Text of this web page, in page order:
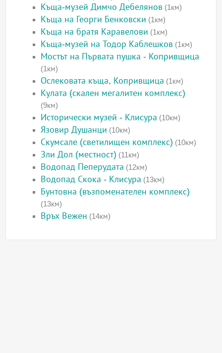
Къща-музей Димчо Дебелянов (1км)
Къща на Георги Бенковски (1км)
Къща на братя Каравелови (1км)
Къща-музей на Тодор Каблешков (1км)
Мостът на Първата пушка - Копривщица
(1км)
Ослековата къща, Копривщица (1км)
Кулата (скален мегалитен комплекс)
(9км)
Исторически музей - Клисура (10км)
Язовир Душанци (10км)
Скумсале (светилищен комплекс) (10км)
Зли Дол (местност) (11км)
Водопад Пеперудата (12км)
Водопад Скока - Клисура (13км)
Бунтовна (възпоменателен комплекс)
(13км)
Връх Вежен (14км)